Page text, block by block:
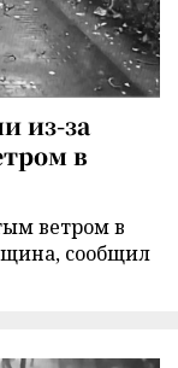
из-за
в
ветром в
сообщил